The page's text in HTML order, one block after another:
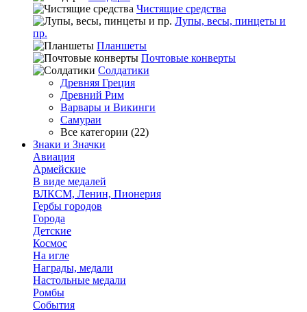
Чистящие средства
Лупы, весы, пинцеты и
пр.
Планшеты
Почтовые конверты
Солдатики
Древняя Греция
Древний Рим
Варвары и Викинги
Самураи
Все категории (22)
Знаки и Значки
Авиация
Армейские
В виде медалей
ВЛКСМ, Ленин, Пионерия
Гербы городов
Города
Детские
Космос
На игле
Награды, медали
Настольные медали
Ромбы
События